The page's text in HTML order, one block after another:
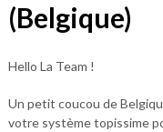
(Belgique)
Hello La Team !
Un petit coucou de
votre système topissime